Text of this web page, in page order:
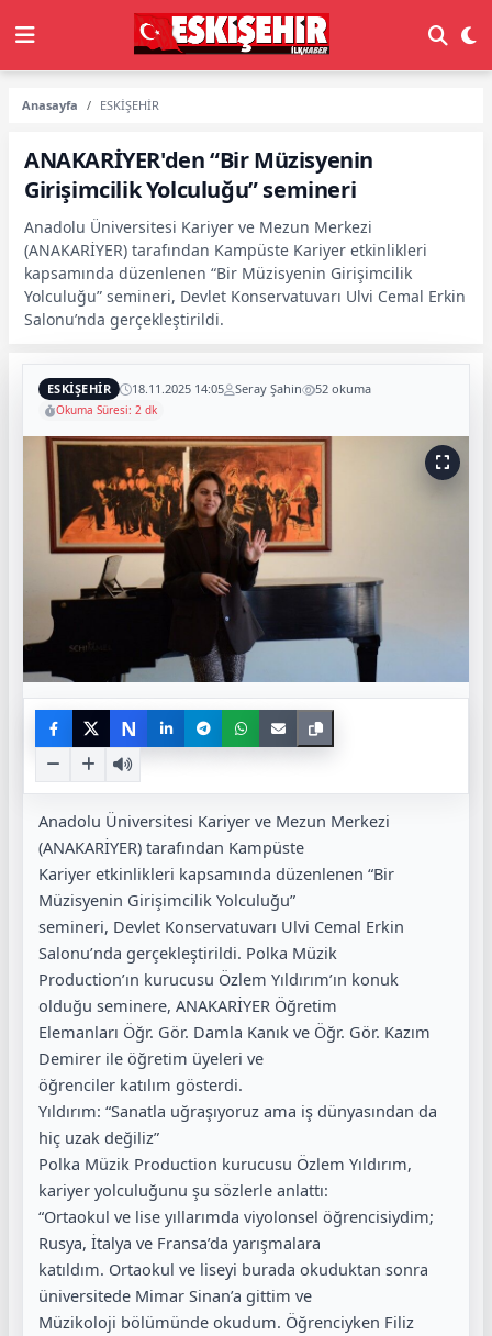
Anasayfa ESKİŞEHİR
ANAKARİYER'den “Bir Müzisyenin
Girişimcilik Yolculuğu” semineri
Anadolu Üniversitesi Kariyer ve Mezun Merkezi
(ANAKARİYER) tarafından Kampüste Kariyer etkinlikleri
kapsamında düzenlenen “Bir Müzisyenin Girişimcilik
Yolculuğu” semineri, Devlet Konservatuvarı Ulvi Cemal Erkin
Salonu’nda gerçekleştirildi.
ESKİŞEHİR 18.11.2025 14:05 Seray Şahin 52 okuma
Okuma Süresi: 2 dk
N
Anadolu Üniversitesi Kariyer ve Mezun Merkezi
(ANAKARİYER) tarafından Kampüste
Kariyer etkinlikleri kapsamında düzenlenen “Bir
Müzisyenin Girişimcilik Yolculuğu”
semineri, Devlet Konservatuvarı Ulvi Cemal Erkin
Salonu’nda gerçekleştirildi. Polka Müzik
Production’ın kurucusu Özlem Yıldırım’ın konuk
olduğu seminere, ANAKARİYER Öğretim
Elemanları Öğr. Gör. Damla Kanık ve Öğr. Gör. Kazım
Demirer ile öğretim üyeleri ve
öğrenciler katılım gösterdi.
Yıldırım: “Sanatla uğraşıyoruz ama iş dünyasından da
hiç uzak değiliz”
Polka Müzik Production kurucusu Özlem Yıldırım,
kariyer yolculuğunu şu sözlerle anlattı:
“Ortaokul ve lise yıllarımda viyolonsel öğrencisiydim;
Rusya, İtalya ve Fransa’da yarışmalara
katıldım. Ortaokul ve liseyi burada okuduktan sonra
üniversitede Mimar Sinan’a gittim ve
Müzikoloji bölümünde okudum. Öğrenciyken Filiz